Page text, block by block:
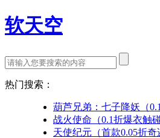
软天空
热门搜索：
葫芦兄弟：七子降妖（
战火使命（0.1折爆衣触
天使纪元（首款0.05折奇